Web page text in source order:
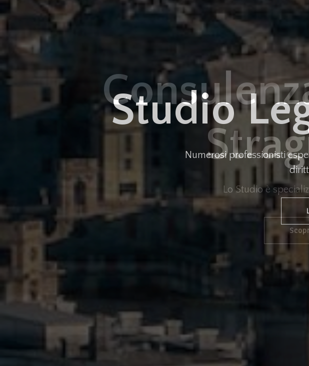
Lo Studio è